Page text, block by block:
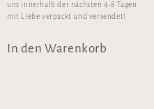
uns innerhalb der nächsten 4-8 Tagen
mit Liebe verpackt und versendet!
In den Warenkorb